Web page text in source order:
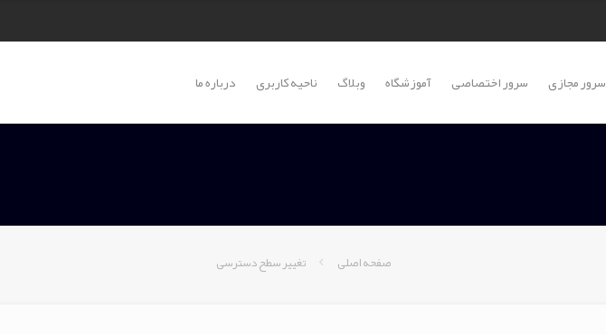
سرور مجازی سرور اختصاصی آموزشگاه وبلاگ ناحیه کاربری درباره ما
صفحه اصلی تغییر سطح دسترسی